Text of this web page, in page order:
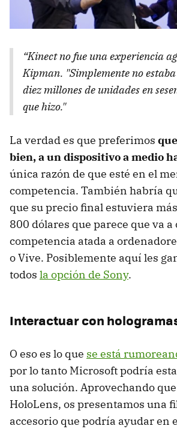
“Kinect no fue una experiencia
Kipman. "Simplemente no
diez millones de unidades en
que hizo."
La verdad es que preferimos
bien, a un dispositivo a medio
única razón de que esté en el
competencia. También habría
que su precio final estuviera
800 dólares que parece que va a
competencia atada a
o Vive. Posiblemente aquí les
todos la opción de Sony.
Interactuar con
O eso es lo que se está
por lo tanto Microsoft podría
una solución. Aprovechando
HoloLens, os presentamos una
accesorio que podría ayudar en